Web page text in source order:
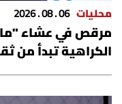
للتاريخ
فيديو
محليات 06 . 08 . 2026
مرقص في عشاء
الكراهية تبدأ من